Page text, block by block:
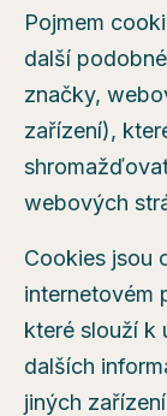
Pojmem
další
značky,
zařízení),
webových
Cookies jsou
internetovém
které slouží k
dalších
jiných